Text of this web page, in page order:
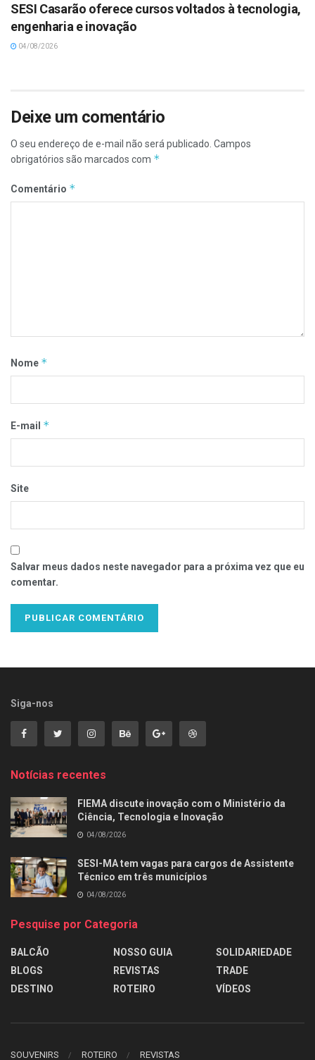
SESI Casarão oferece cursos voltados à tecnologia,
engenharia e inovação
04/08/2026
Deixe um comentário
O seu endereço de e-mail não será publicado. Campos
obrigatórios são marcados com *
Comentário *
Nome *
E-mail *
Site
Salvar meus dados neste navegador para a próxima vez que eu
comentar.
Siga-nos
Notícias recentes
FIEMA discute inovação com o Ministério da
Ciência, Tecnologia e Inovação
04/08/2026
SESI-MA tem vagas para cargos de Assistente
Técnico em três municípios
04/08/2026
Pesquise por Categoria
BALCÃO
BLOGS
DESTINO
NOSSO GUIA
REVISTAS
ROTEIRO
SOLIDARIEDADE
TRADE
VÍDEOS
SOUVENIRS ROTEIRO REVISTAS